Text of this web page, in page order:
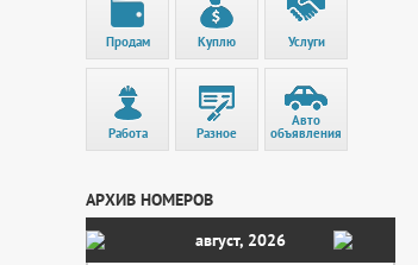
Продам Куплю Услуги
Работа Разное
Авто
объявления
АРХИВ НОМЕРОВ
август, 2026